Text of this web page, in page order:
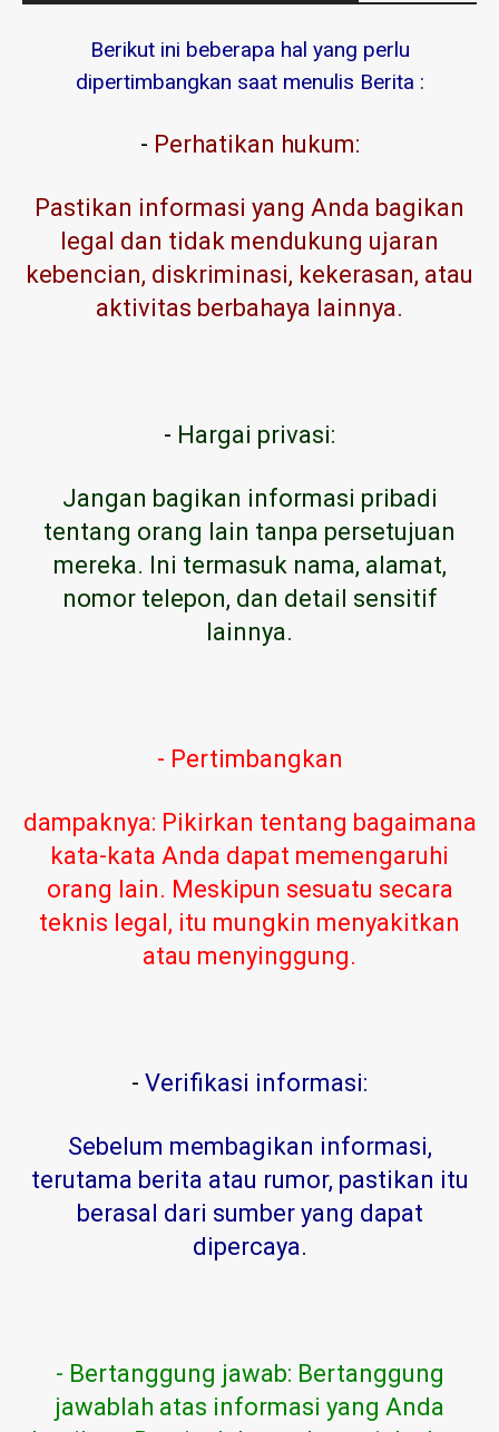
Berikut ini beberapa hal yang perlu
dipertimbangkan saat menulis Berita :
- Perhatikan hukum:
Pastikan informasi yang Anda bagikan
legal dan tidak mendukung ujaran
kebencian, diskriminasi, kekerasan, atau
aktivitas berbahaya lainnya.
- Hargai privasi:
Jangan bagikan informasi pribadi
tentang orang lain tanpa persetujuan
mereka. Ini termasuk nama, alamat,
nomor telepon, dan detail sensitif
lainnya.
- Pertimbangkan
dampaknya: Pikirkan tentang bagaimana
kata-kata Anda dapat memengaruhi
orang lain. Meskipun sesuatu secara
teknis legal, itu mungkin menyakitkan
atau menyinggung.
- Verifikasi informasi:
Sebelum membagikan informasi,
terutama berita atau rumor, pastikan itu
berasal dari sumber yang dapat
dipercaya.
- Bertanggung jawab: Bertanggung
jawablah atas informasi yang Anda